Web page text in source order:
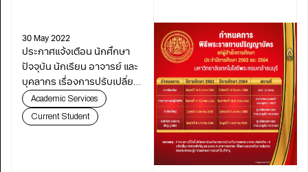
หน้ากากอนามัย ที่ดีที่สุดเพื่อ
คนไทย
30 May 2022
ประกาศแจ้งเตือน นักศึกษา
ปัจจุบัน นักเรียน อาจารย์ และ
บุคลากร เรื่องการปรับเปลี่ยน
นโยบายการให้บริการพื้นที่จัด
เก็บข้อมูล Google Services
Academic Services
Current Student